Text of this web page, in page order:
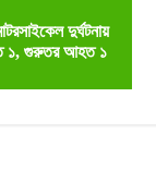
দুর্ঘটনায়
১, গুরুতর আহত ১